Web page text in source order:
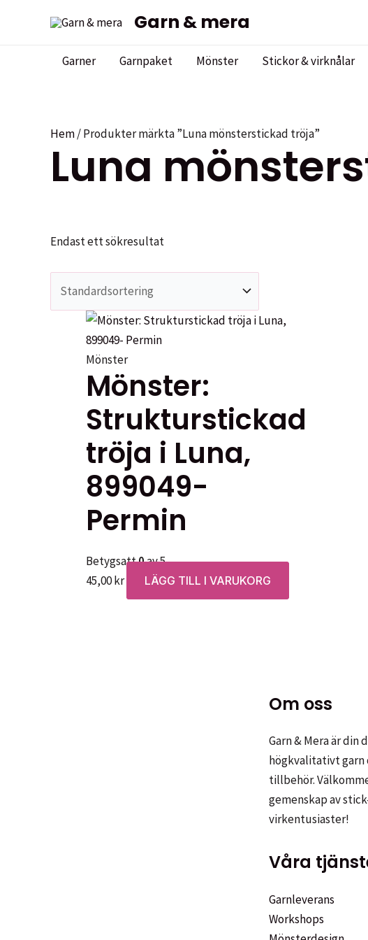
Garn & mera
Garner Garnpaket Mönster Stickor & virknålar
Hem/ Produkter märkta ”Luna mönsterstickad tröja”
Luna
Endast ett sökresultat
Mönster
Mönster:
Strukturstickad
tröja i Luna,
899049-
Permin
Betygsatt0av 5
45,00kr LÄGG TILL I VARUKORG
Om oss
Garn & Mera är din
högkvalitativt garn
tillbehör.
gemenskap av
virkentusiaster!
Våra
Garnleverans
Workshops